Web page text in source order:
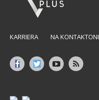
KARRIERA NA KONTAKTONI